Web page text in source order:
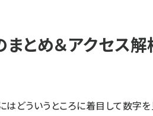
とめ＆アクセス解
はどういうところに着目して数字